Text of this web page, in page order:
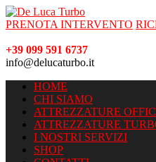
PRENOTA INTERVENTO
+39 099 591 6737
info@delucaturbo.it
HOME
CHI SIAMO
ATTREZZATURE
ATTREZZATURE
I NOSTRI SERVIZI
SHOP